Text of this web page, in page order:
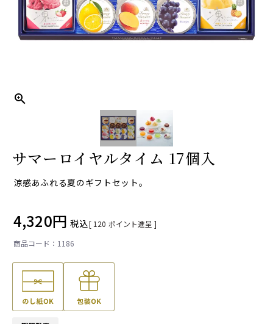
サマーロイヤルタイム 17個入
涼感あふれる夏のギフトセット。
4,320 税込[ 120 ポイント進呈 ]
1186